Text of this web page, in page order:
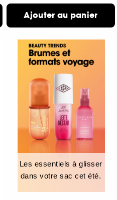
Ajouter au panier
Les essentiels à glisser
dans votre sac cet été.